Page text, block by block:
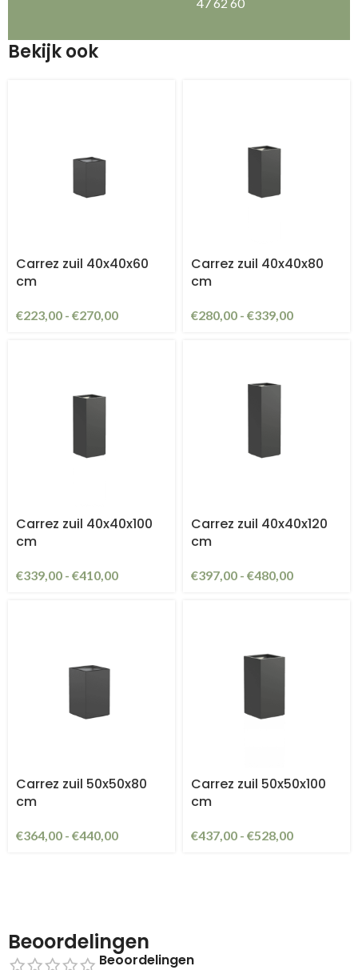
Bekijk ook
Carrez zuil 40x40x60
cm
€223,00 - €270,00
Carrez zuil 40x40x80
cm
€280,00 - €339,00
Carrez zuil 40x40x100
cm
€339,00 - €410,00
Carrez zuil 40x40x120
cm
€397,00 - €480,00
Carrez zuil 50x50x80
cm
€364,00 - €440,00
Carrez zuil 50x50x100
cm
€437,00 - €528,00
Beoordelingen
Beoordelingen